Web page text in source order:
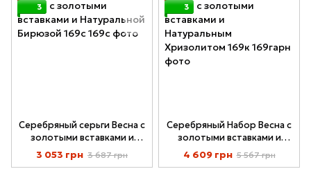
3
Серебряный серьги Весна с
золотыми вставками и
Натуральной Бирюзой 169с
3 053 грн 3 687 грн
3
Серебряный Набор Весна с
золотыми вставками и
Натуральным Хризолитом
169к
4 609 грн 5 567 грн